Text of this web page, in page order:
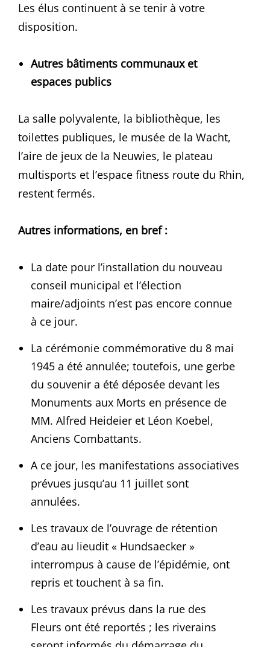
Les élus continuent à se tenir à votre
disposition.
Autres bâtiments communaux et
espaces publics
La salle polyvalente, la bibliothèque, les
toilettes publiques, le musée de la Wacht,
l’aire de jeux de la Neuwies, le plateau
multisports et l’espace fitness route du Rhin,
restent fermés.
Autres informations, en bref :
La date pour l’installation du nouveau
conseil municipal et l’élection
maire/adjoints n’est pas encore connue
à ce jour.
La cérémonie commémorative du 8 mai
1945 a été annulée; toutefois, une gerbe
du souvenir a été déposée devant les
Monuments aux Morts en présence de
MM. Alfred Heideier et Léon Koebel,
Anciens Combattants.
A ce jour, les manifestations associatives
prévues jusqu’au 11 juillet sont
annulées.
Les travaux de l’ouvrage de rétention
d’eau au lieudit « Hundsaecker »
interrompus à cause de l’épidémie, ont
repris et touchent à sa fin.
Les travaux prévus dans la rue des
Fleurs ont été reportés ; les riverains